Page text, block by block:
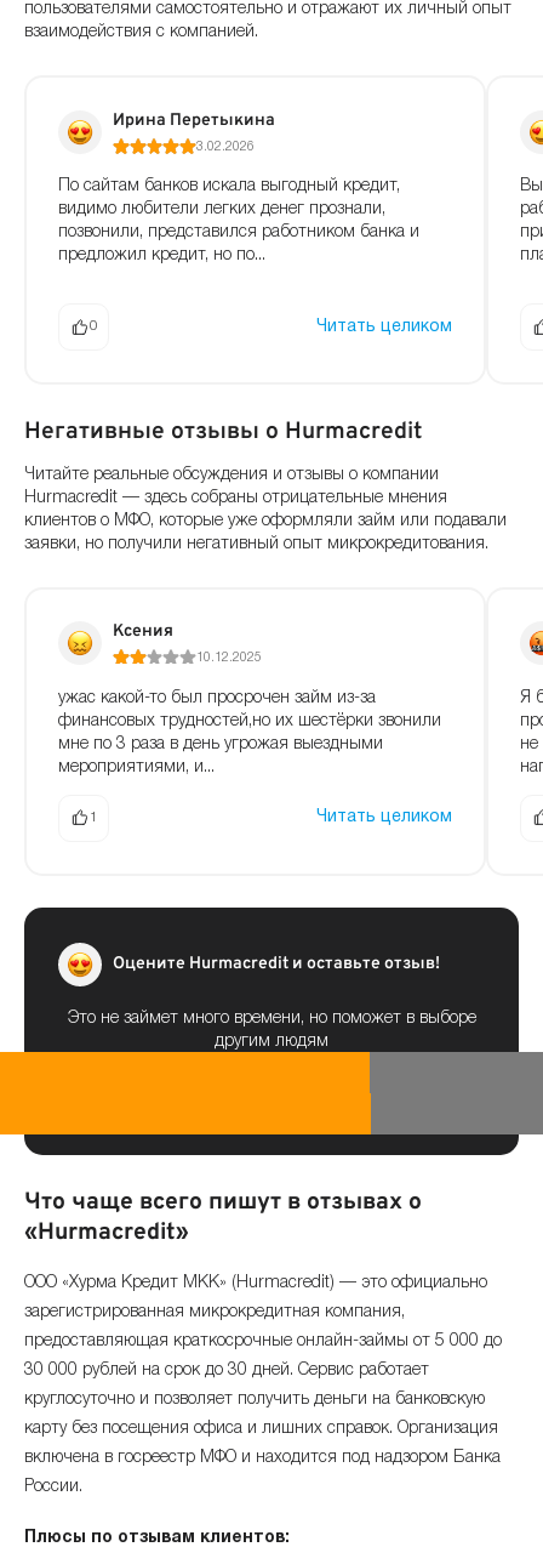
пользователями самостоятельно и отражают их личный опыт
взаимодействия с компанией.
Ирина Перетыкина
3.02.2026
По сайтам банков искала выгодный кредит,
видимо любители легких денег прознали,
позвонили, представился работником банка и
предложил кредит, но по...
0 Читать целиком
Негативные отзывы о Hurmacredit
Читайте реальные обсуждения и отзывы о компании
Hurmacredit — здесь собраны отрицательные мнения
клиентов о МФО, которые уже оформляли займ или подавали
заявки, но получили негативный опыт микрокредитования.
Ксения
10.12.2025
ужас какой-то был просрочен займ из-за
финансовых трудностей,но их шестёрки звонили
мне по 3 раза в день угрожая выездными
мероприятиями, и...
1 Читать целиком
Я
не
Оцените Hurmacredit и оставьте отзыв!
Это не займет много времени, но поможет в выборе
другим людям
Что чаще всего пишут в отзывах о
«Hurmacredit»
ООО «Хурма Кредит МКК» (Hurmacredit) — это официально
зарегистрированная микрокредитная компания,
предоставляющая краткосрочные онлайн-займы от 5 000 до
30 000 рублей на срок до 30 дней. Сервис работает
круглосуточно и позволяет получить деньги на банковскую
карту без посещения офиса и лишних справок. Организация
включена в госреестр МФО и находится под надзором Банка
России.
Плюсы по отзывам клиентов: